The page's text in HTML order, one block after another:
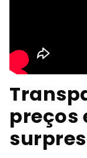
preços